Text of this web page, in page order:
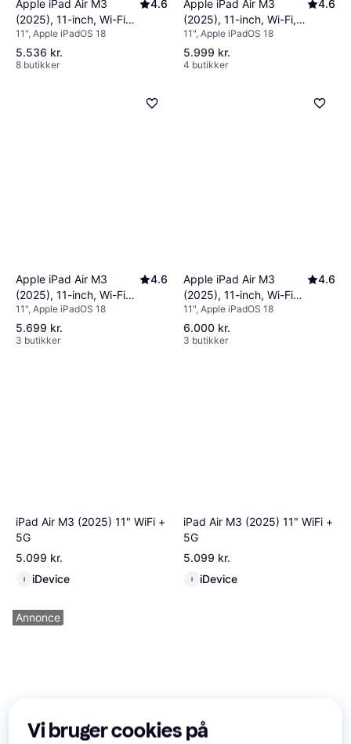
Apple iPad Air M3
(2025), 11-inch, Wi-Fi
256GB Space Grey
4.6
11", Apple iPadOS 18
5.536 kr.
8 butikker
Apple iPad Air M3
(2025), 11-inch, Wi-Fi,
256GB Blue
4.6
11", Apple iPadOS 18
5.999 kr.
4 butikker
Apple iPad Air M3
(2025), 11-inch, Wi-Fi
256GB Starlight
4.6
11", Apple iPadOS 18
5.699 kr.
3 butikker
Apple iPad Air M3
(2025), 11-inch, Wi-Fi
256GB Purple
4.6
11", Apple iPadOS 18
6.000 kr.
3 butikker
iPad Air M3 (2025) 11" WiFi +
5G
5.099 kr.
I iDevice
iPad Air M3 (2025) 11" WiFi +
5G
5.099 kr.
I iDevice
Annonce
Vi bruger cookies på